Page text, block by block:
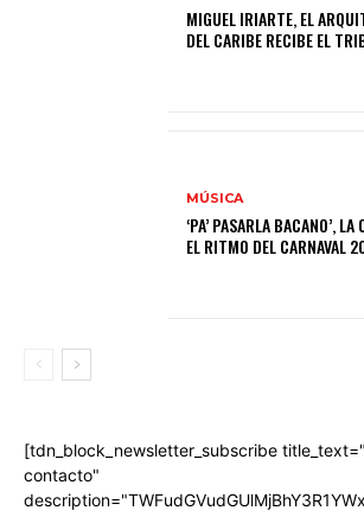
MIGUEL IRIARTE, EL
DEL CARIBE RECIBE EL
MÚSICA
‘PA’ PASARLA BACANO’,
EL RITMO DEL CARNAVAL
[tdn_block_newsletter_subscribe
contacto"